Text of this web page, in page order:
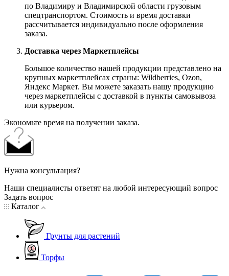
по Владимиру и Владимирской области грузовым
спецтранспортом. Стоимость и время доставки
рассчитывается индивидуально после оформления
заказа.
Доставка через Маркетплейсы
Большое количество нашей продукции представлено на
крупных маркетплейсах страны: Wildberries, Ozon,
Яндекс Маркет. Вы можете заказать нашу продукцию
через маркетплейсы с доставкой в пункты самовывоза
или курьером.
Экономьте время на получении заказа.
Нужна консультация?
Наши специалисты ответят на любой интересующий вопрос
Задать вопрос
Каталог
Грунты для растений
Торфы